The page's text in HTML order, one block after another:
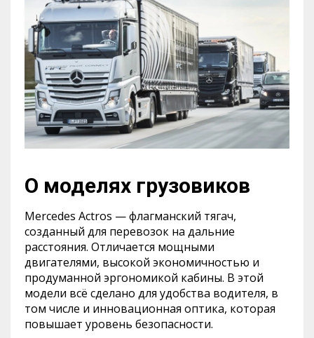
О моделях грузовиков
Mercedes Actros — флагманский тягач,
созданный для перевозок на дальние
расстояния. Отличается мощными
двигателями, высокой экономичностью и
продуманной эргономикой кабины. В этой
модели всё сделано для удобства водителя, в
том числе и инновационная оптика, которая
повышает уровень безопасности.